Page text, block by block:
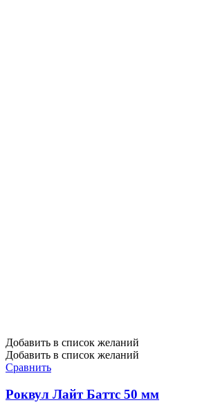
Добавить в список желаний
Добавить в список желаний
Сравнить
Роквул Лайт Баттс 50 мм